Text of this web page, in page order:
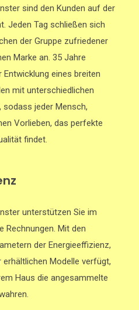
sind den Kunden auf der
Jeden Tag schließen sich
der Gruppe zufriedener
Marke an. 35 Jahre
Entwicklung eines breiten
mit unterschiedlichen
jeder Mensch,
Vorlieben, das perfekte
findet.
unterstützen Sie im
Rechnungen. Mit den
der Energieeffizienz,
erhältlichen Modelle verfügt,
Haus die angesammelte